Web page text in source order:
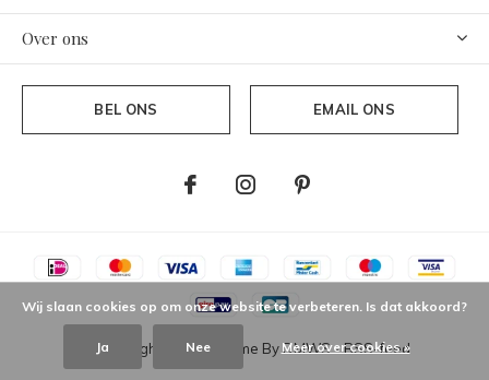
Over ons
BEL ONS EMAIL ONS
© Copyright 2026- Theme ByDMWS-RSS-feed
Wij slaan cookies op om onze website te verbeteren. Is dat akkoord?
Ja Nee Meer over cookies »